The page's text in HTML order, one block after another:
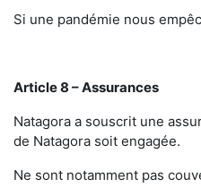
Si une pandémie nous
Article 8 – Assurances
Natagora a souscrit une
de Natagora soit engagée.
Ne sont notamment pas